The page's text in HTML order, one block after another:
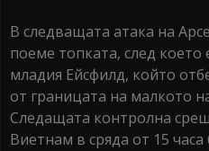
В следващата атака на
поеме топката, след което
младия Ейсфилд, който
от границата на малкото
Следащата контролна
Виетнам в сряда от 15